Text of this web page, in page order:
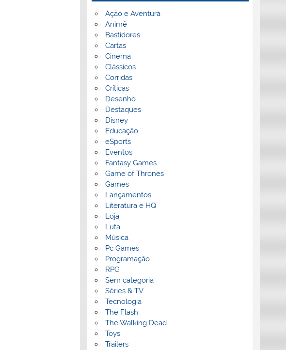
Ação e Aventura
Animê
Bastidores
Cartas
Cinema
Clássicos
Corridas
Críticas
Desenho
Destaques
Disney
Educação
eSports
Eventos
Fantasy Games
Game of Thrones
Games
Lançamentos
Literatura e HQ
Loja
Luta
Música
Pc Games
Programação
RPG
Sem categoria
Séries & TV
Tecnologia
The Flash
The Walking Dead
Toys
Trailers